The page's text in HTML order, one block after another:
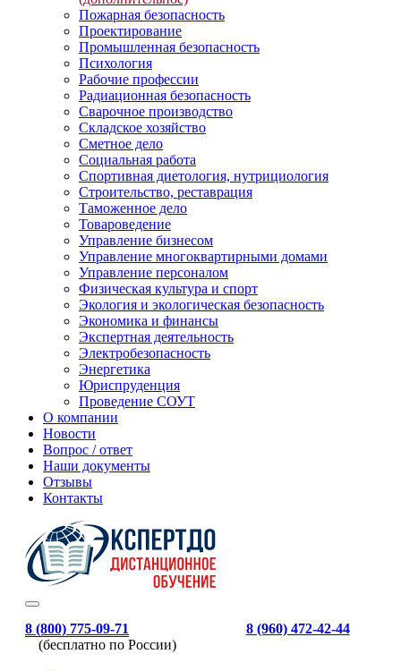
Пожарная безопасность
Проектирование
Промышленная безопасность
Психология
Рабочие профессии
Радиационная безопасность
Сварочное производство
Складское хозяйство
Сметное дело
Социальная работа
Спортивная диетология, нутрициология
Строительство, реставрация
Таможенное дело
Товароведение
Управление бизнесом
Управление многоквартирными домами
Управление персоналом
Физическая культура и спорт
Экология и экологическая безопасность
Экономика и финансы
Экспертная деятельность
Электробезопасность
Энергетика
Юриспруденция
Проведение СОУТ
О компании
Новости
Вопрос / ответ
Наши документы
Отзывы
Контакты
8 (800) 775-09-71
(бесплатно по России)
8 (960) 472-42-44